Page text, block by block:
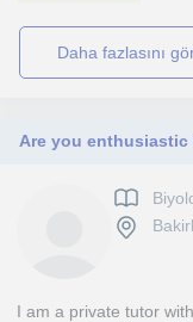
daha fazlasını
I am a private tutor